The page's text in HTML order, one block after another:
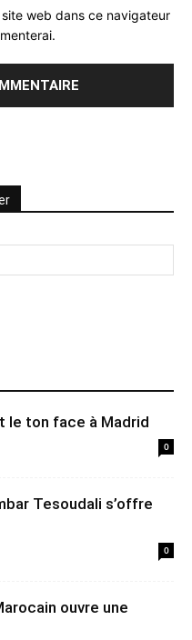
web dans ce navigateur
le ton face à Madrid
0
Tesoudali s’offre
0
ouvre une